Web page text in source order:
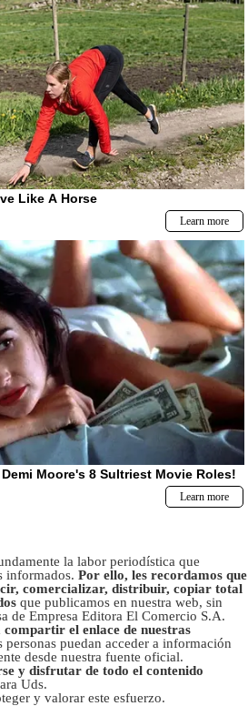
la labor periodística que
informados. Por ello, les recordamos que
comercializar, distribuir, copiar total
que publicamos en nuestra web, sin
de Empresa Editora El Comercio S.A.
el enlace de nuestras
personas puedan acceder a información
desde nuestra fuente oficial.
y disfrutar de todo el contenido
Uds.
y valorar este esfuerzo.